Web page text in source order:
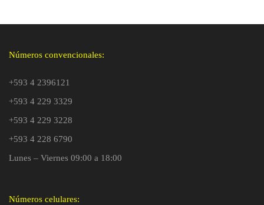
Números convencionales:
+593 4 2396121
+593 4 229 3329
+593 4 229 3228
+593 4 228 6790
Lunes – Viernes 09:00 a 18:00
Números celulares: